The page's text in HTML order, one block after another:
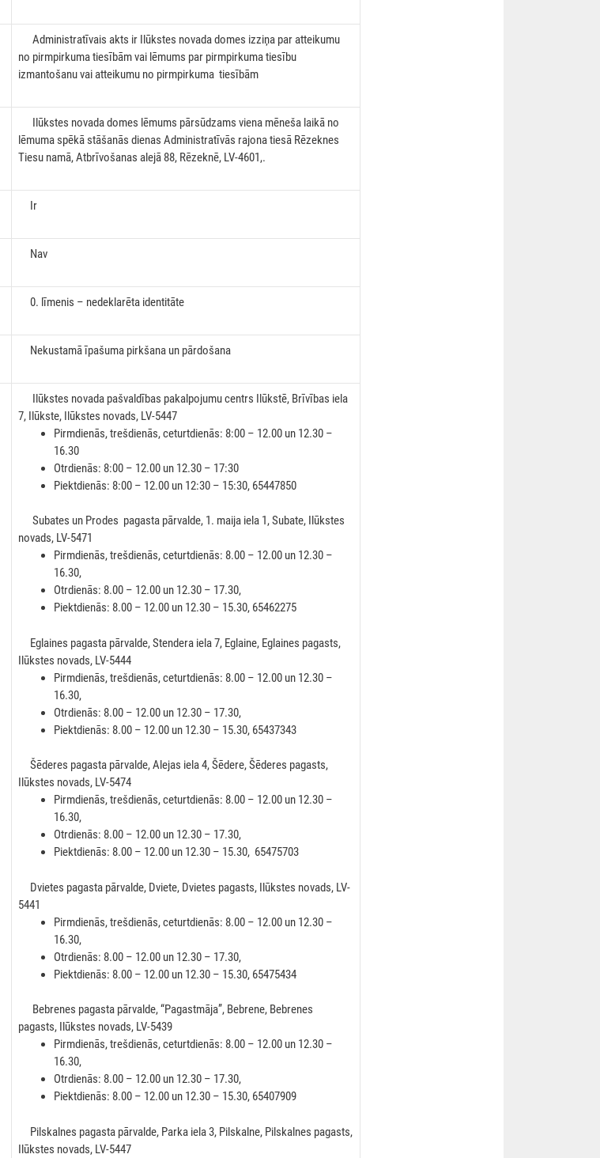
Administratīvais akts ir Ilūkstes novada domes izziņa par atteikumu
no pirmpirkuma tiesībām vai lēmums par pirmpirkuma tiesību
izmantošanu vai atteikumu no pirmpirkuma tiesībām
Ilūkstes novada domes lēmums pārsūdzams viena mēneša laikā no
lēmuma spēkā stāšanās dienas Administratīvās rajona tiesā Rēzeknes
Tiesu namā, Atbrīvošanas alejā 88, Rēzeknē, LV-4601,.
Ir
Nav
0. līmenis – nedeklarēta identitāte
Nekustamā īpašuma pirkšana un pārdošana
Ilūkstes novada pašvaldības pakalpojumu centrs Ilūkstē, Brīvības iela
7, Ilūkste, Ilūkstes novads, LV-5447
Pirmdienās, trešdienās, ceturtdienās: 8:00 – 12.00 un 12.30 –
16.30
Otrdienās: 8:00 – 12.00 un 12.30 – 17:30
Piektdienās: 8:00 – 12.00 un 12:30 – 15:30, 65447850
Subates un Prodes pagasta pārvalde, 1. maija iela 1, Subate, Ilūkstes
novads, LV-5471
Pirmdienās, trešdienās, ceturtdienās: 8.00 – 12.00 un 12.30 –
16.30,
Otrdienās: 8.00 – 12.00 un 12.30 – 17.30,
Piektdienās: 8.00 – 12.00 un 12.30 – 15.30, 65462275
Eglaines pagasta pārvalde, Stendera iela 7, Eglaine, Eglaines pagasts,
Ilūkstes novads, LV-5444
Pirmdienās, trešdienās, ceturtdienās: 8.00 – 12.00 un 12.30 –
16.30,
Otrdienās: 8.00 – 12.00 un 12.30 – 17.30,
Piektdienās: 8.00 – 12.00 un 12.30 – 15.30, 65437343
Šēderes pagasta pārvalde, Alejas iela 4, Šēdere, Šēderes pagasts,
Ilūkstes novads, LV-5474
Pirmdienās, trešdienās, ceturtdienās: 8.00 – 12.00 un 12.30 –
16.30,
Otrdienās: 8.00 – 12.00 un 12.30 – 17.30,
Piektdienās: 8.00 – 12.00 un 12.30 – 15.30, 65475703
Dvietes pagasta pārvalde, Dviete, Dvietes pagasts, Ilūkstes novads, LV-
5441
Pirmdienās, trešdienās, ceturtdienās: 8.00 – 12.00 un 12.30 –
16.30,
Otrdienās: 8.00 – 12.00 un 12.30 – 17.30,
Piektdienās: 8.00 – 12.00 un 12.30 – 15.30, 65475434
Bebrenes pagasta pārvalde, “Pagastmāja”, Bebrene, Bebrenes
pagasts, Ilūkstes novads, LV-5439
Pirmdienās, trešdienās, ceturtdienās: 8.00 – 12.00 un 12.30 –
16.30,
Otrdienās: 8.00 – 12.00 un 12.30 – 17.30,
Piektdienās: 8.00 – 12.00 un 12.30 – 15.30, 65407909
Pilskalnes pagasta pārvalde, Parka iela 3, Pilskalne, Pilskalnes pagasts,
Ilūkstes novads, LV-5447